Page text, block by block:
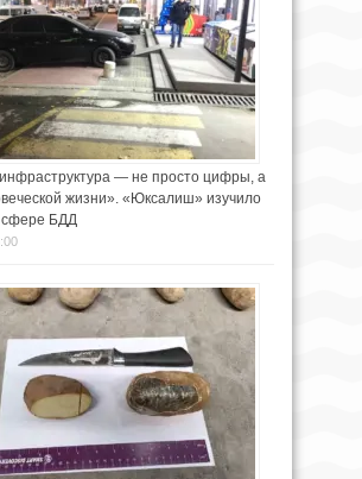
— не просто цифры, а
жизни». «Юксалиш» изучило
сфере БДД